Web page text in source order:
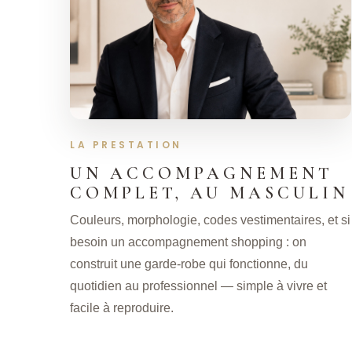
LA PRESTATION
UN ACCOMPAGNEMENT
COMPLET, AU MASCULIN
Couleurs, morphologie, codes vestimentaires, et si
besoin un accompagnement shopping : on
construit une garde-robe qui fonctionne, du
quotidien au professionnel — simple à vivre et
facile à reproduire.